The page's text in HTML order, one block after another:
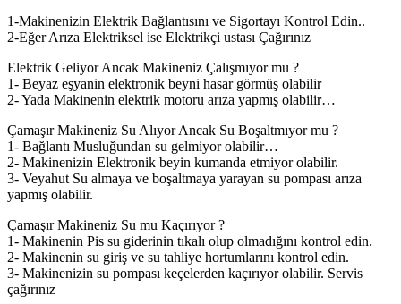
1-Makinenizin Elektrik Bağlantısını ve Sigortayı Kontrol Edin..
2-Eğer Arıza Elektriksel ise Elektrikçi ustası Çağırınız
Elektrik Geliyor Ancak Makineniz Çalışmıyor mu ?
1- Beyaz eşyanin elektronik beyni hasar görmüş olabilir
2- Yada Makinenin elektrik motoru arıza yapmış olabilir…
Çamaşır Makineniz Su Alıyor Ancak Su Boşaltmıyor mu ?
1- Bağlantı Musluğundan su gelmiyor olabilir…
2- Makinenizin Elektronik beyin kumanda etmiyor olabilir.
3- Veyahut Su almaya ve boşaltmaya yarayan su pompası arıza
yapmış olabilir.
Çamaşır Makineniz Su mu Kaçırıyor ?
1- Makinenin Pis su giderinin tıkalı olup olmadığını kontrol edin.
2- Makinenin su giriş ve su tahliye hortumlarını kontrol edin.
3- Makinenizin su pompası keçelerden kaçırıyor olabilir. Servis
çağırınız